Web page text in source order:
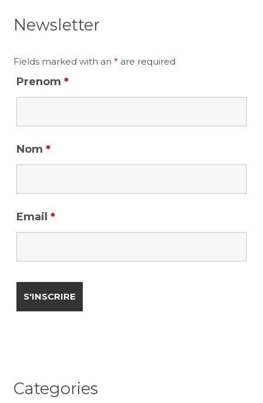
c
f
o
Newsletter
Fields marked with an* are required
Prenom*
Nom*
Email*
Categories